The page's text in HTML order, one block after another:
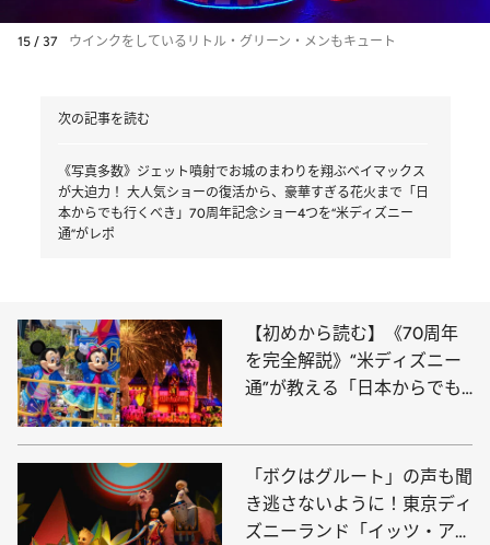
15 / 37 ウインクをしているリトル・グリーン・メンもキュート
次の記事を読む
《写真多数》ジェット噴射でお城のまわりを翔ぶベイマックス
が大迫力！ 大人気ショーの復活から、豪華すぎる花火まで「日
本からでも行くべき」70周年記念ショー4つを“米ディズニー
通”がレポ
【初めから読む】《70周年
を完全解説》“米ディズニー
通”が教える「日本からでも
レード復活、グッズ、豪華す
ぎるビジュアル…
「ボクはグルート」の声も聞
き逃さないように！東京ディ
ズニーランド「イッツ・ア・